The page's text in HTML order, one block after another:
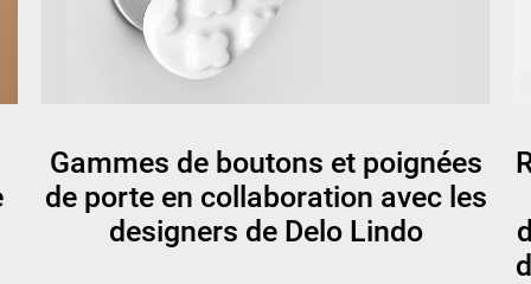
Gammes de boutons et poignées
de porte en collaboration avec les
designers de Delo Lindo